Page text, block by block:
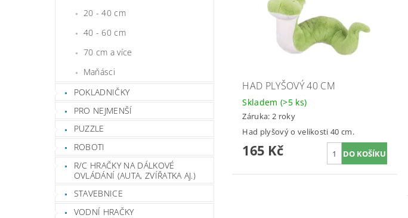
20 - 40 cm
40 - 60 cm
70 cm a více
Maňásci
POKLADNIČKY
PRO NEJMENŠÍ
PUZZLE
ROBOTI
R/C HRAČKY NA DÁLKOVÉ
OVLÁDÁNÍ (AUTA, ZVÍŘATKA AJ.)
STAVEBNICE
VODNÍ HRAČKY
HAD PLYŠOVÝ 40 CM
Skladem (>5 ks)
Záruka: 2 roky
Had plyšový o velikosti 40 cm.
165 Kč